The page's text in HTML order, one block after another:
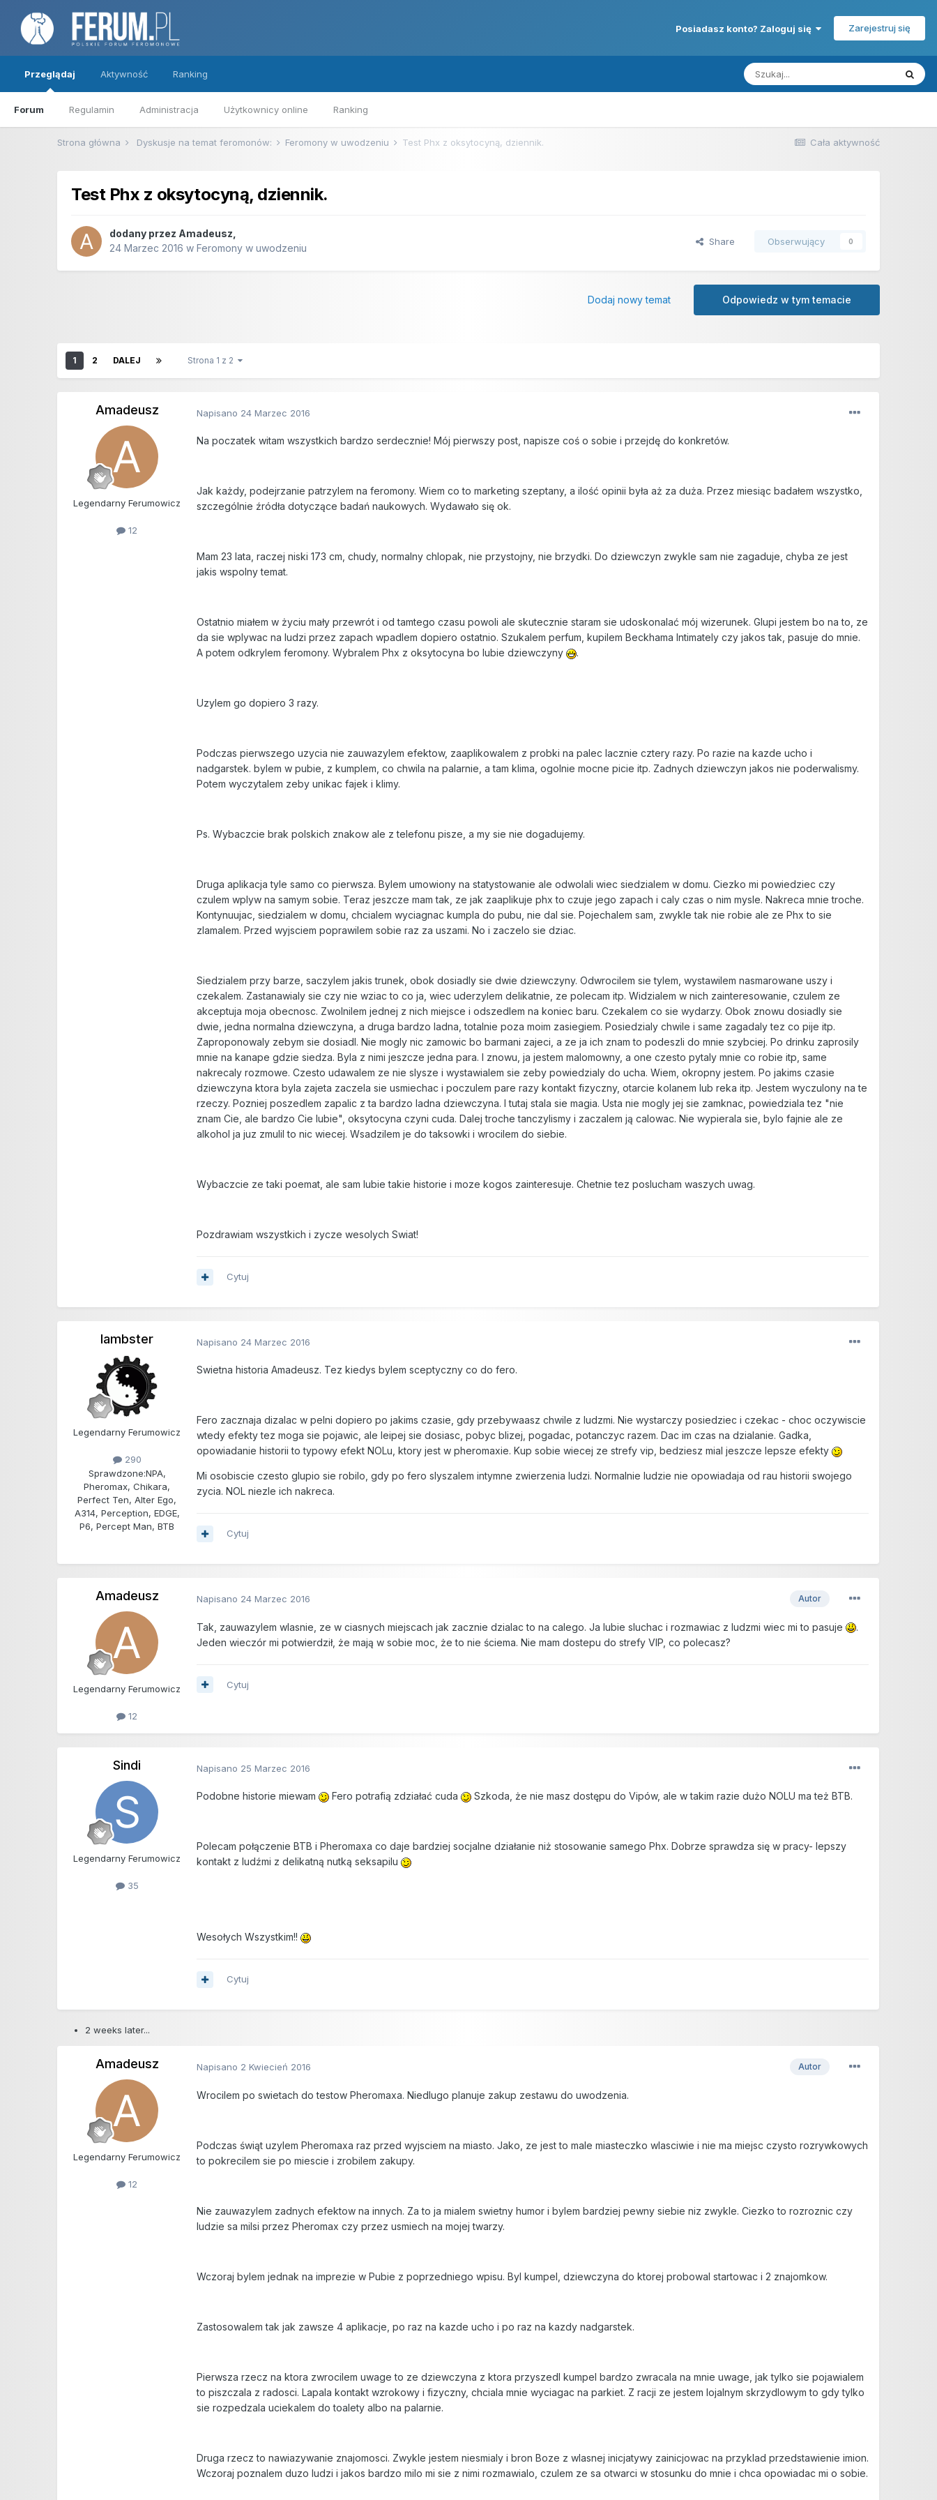
Posiadasz konto? Zaloguj się Zarejestruj się
Przeglądaj
Forum Regulamin Administracja Użytkownicy online Ranking
Aktywność Ranking
Cała aktywność
Strona główna Dyskusje na temat feromonów: Feromony w uwodzeniu Test Phx z oksytocyną, dziennik.
Test Phx z oksytocyną, dziennik.
dodany przez Amadeusz
24 Marzec 2016 wFeromony w uwodzeniu
Share Obserwujący 0
Odpowiedz w tym temacie
Dodaj nowy temat
1 2 DALEJ Strona 1 z 2
Amadeusz
Legendarny Ferumowicz
12
Napisano 24 Marzec 2016
Na poczatek witam wszystkich bardzo serdecznie! Mój pierwszy post, napisze coś o sobie i przejdę do konkretów.
Jak każdy, podejrzanie patrzylem na feromony. Wiem co to marketing szeptany, a ilość opinii była aż za duża. Przez miesiąc badałem wszystko,
szczególnie źródła dotyczące badań naukowych. Wydawało się ok.
Mam 23 lata, raczej niski 173 cm, chudy, normalny chlopak, nie przystojny, nie brzydki. Do dziewczyn zwykle sam nie zagaduje, chyba ze jest
jakis wspolny temat.
Ostatnio miałem w życiu mały przewrót i od tamtego czasu powoli ale skutecznie staram sie udoskonalać mój wizerunek. Glupi jestem bo na to, ze
da sie wplywac na ludzi przez zapach wpadlem dopiero ostatnio. Szukalem perfum, kupilem Beckhama Intimately czy jakos tak, pasuje do mnie.
A potem odkrylem feromony. Wybralem Phx z oksytocyna bo lubie dziewczyny
.
Uzylem go dopiero 3 razy.
Podczas pierwszego uzycia nie zauwazylem efektow, zaaplikowalem z probki na palec lacznie cztery razy. Po razie na kazde ucho i
nadgarstek. bylem w pubie, z kumplem, co chwila na palarnie, a tam klima, ogolnie mocne picie itp. Zadnych dziewczyn jakos nie poderwalismy.
Potem wyczytalem zeby unikac fajek i klimy.
Ps. Wybaczcie brak polskich znakow ale z telefonu pisze, a my sie nie dogadujemy.
Druga aplikacja tyle samo co pierwsza. Bylem umowiony na statystowanie ale odwolali wiec siedzialem w domu. Ciezko mi powiedziec czy
czulem wplyw na samym sobie. Teraz jeszcze mam tak, ze jak zaaplikuje phx to czuje jego zapach i caly czas o nim mysle. Nakreca mnie troche.
Kontynuujac, siedzialem w domu, chcialem wyciagnac kumpla do pubu, nie dal sie. Pojechalem sam, zwykle tak nie robie ale ze Phx to sie
zlamalem. Przed wyjsciem poprawilem sobie raz za uszami. No i zaczelo sie dziac.
Siedzialem przy barze, saczylem jakis trunek, obok dosiadly sie dwie dziewczyny. Odwrocilem sie tylem, wystawilem nasmarowane uszy i
czekalem. Zastanawialy sie czy nie wziac to co ja, wiec uderzylem delikatnie, ze polecam itp. Widzialem w nich zainteresowanie, czulem ze
akceptuja moja obecnosc. Zwolnilem jednej z nich miejsce i odszedlem na koniec baru. Czekalem co sie wydarzy. Obok znowu dosiadly sie
dwie, jedna normalna dziewczyna, a druga bardzo ladna, totalnie poza moim zasiegiem. Posiedzialy chwile i same zagadaly tez co pije itp.
Zaproponowaly zebym sie dosiadl. Nie mogly nic zamowic bo barmani zajeci, a ze ja ich znam to podeszli do mnie szybciej. Po drinku zaprosily
mnie na kanape gdzie siedza. Byla z nimi jeszcze jedna para. I znowu, ja jestem malomowny, a one czesto pytaly mnie co robie itp, same
nakrecaly rozmowe. Czesto udawalem ze nie slysze i wystawialem sie zeby powiedzialy do ucha. Wiem, okropny jestem. Po jakims czasie
dziewczyna ktora byla zajeta zaczela sie usmiechac i poczulem pare razy kontakt fizyczny, otarcie kolanem lub reka itp. Jestem wyczulony na te
rzeczy. Pozniej poszedlem zapalic z ta bardzo ladna dziewczyna. I tutaj stala sie magia. Usta nie mogly jej sie zamknac, powiedziala tez "nie
znam Cie, ale bardzo Cie lubie", oksytocyna czyni cuda. Dalej troche tanczylismy i zaczalem ją calowac. Nie wypierala sie, bylo fajnie ale ze
alkohol ja juz zmulil to nic wiecej. Wsadzilem je do taksowki i wrocilem do siebie.
Wybaczcie ze taki poemat, ale sam lubie takie historie i moze kogos zainteresuje. Chetnie tez poslucham waszych uwag.
Pozdrawiam wszystkich i zycze wesolych Swiat!
Cytuj
lambster
Legendarny Ferumowicz
290
Sprawdzone:NPA,
Pheromax, Chikara,
Perfect Ten, Alter Ego,
A314, Perception, EDGE,
P6, Percept Man, BTB
Napisano 24 Marzec 2016
Swietna historia Amadeusz. Tez kiedys bylem sceptyczny co do fero.
Fero zacznaja dizalac w pelni dopiero po jakims czasie, gdy przebywaasz chwile z ludzmi. Nie wystarczy posiedziec i czekac - choc oczywiscie
wtedy efekty tez moga sie pojawic, ale leipej sie dosiasc, pobyc blizej, pogadac, potanczyc razem. Dac im czas na dzialanie. Gadka,
opowiadanie historii to typowy efekt NOLu, ktory jest w pheromaxie. Kup sobie wiecej ze strefy vip, bedziesz mial jeszcze lepsze efekty
Mi osobiscie czesto glupio sie robilo, gdy po fero slyszalem intymne zwierzenia ludzi. Normalnie ludzie nie opowiadaja od rau historii swojego
zycia. NOL niezle ich nakreca.
Cytuj
Amadeusz
Legendarny Ferumowicz
12
Autor
Napisano 24 Marzec 2016
Tak, zauwazylem wlasnie, ze w ciasnych miejscach jak zacznie dzialac to na calego. Ja lubie sluchac i rozmawiac z ludzmi wiec mi to pasuje
.
Jeden wieczór mi potwierdził, że mają w sobie moc, że to nie ściema. Nie mam dostepu do strefy VIP, co polecasz?
Cytuj
Sindi
Legendarny Ferumowicz
35
Napisano 25 Marzec 2016
Podobne historie miewam Fero potrafią zdziałać cuda Szkoda, że nie masz dostępu do Vipów, ale w takim razie dużo NOLU ma też BTB.
Polecam połączenie BTB i Pheromaxa co daje bardziej socjalne działanie niż stosowanie samego Phx. Dobrze sprawdza się w pracy- lepszy
kontakt z ludźmi z delikatną nutką seksapilu
Wesołych Wszystkim!!
Cytuj
2 weeks later...
Amadeusz
Legendarny Ferumowicz
12
Autor
Napisano 2 Kwiecień 2016
Wrocilem po swietach do testow Pheromaxa. Niedlugo planuje zakup zestawu do uwodzenia.
Podczas świąt uzylem Pheromaxa raz przed wyjsciem na miasto. Jako, ze jest to male miasteczko wlasciwie i nie ma miejsc czysto rozrywkowych
to pokrecilem sie po miescie i zrobilem zakupy.
Nie zauwazylem zadnych efektow na innych. Za to ja mialem swietny humor i bylem bardziej pewny siebie niz zwykle. Ciezko to rozroznic czy
ludzie sa milsi przez Pheromax czy przez usmiech na mojej twarzy.
Wczoraj bylem jednak na imprezie w Pubie z poprzedniego wpisu. Byl kumpel, dziewczyna do ktorej probowal startowac i 2 znajomkow.
Zastosowalem tak jak zawsze 4 aplikacje, po raz na kazde ucho i po raz na kazdy nadgarstek.
Pierwsza rzecz na ktora zwrocilem uwage to ze dziewczyna z ktora przyszedl kumpel bardzo zwracala na mnie uwage, jak tylko sie pojawialem
to piszczala z radosci. Lapala kontakt wzrokowy i fizyczny, chciala mnie wyciagac na parkiet. Z racji ze jestem lojalnym skrzydlowym to gdy tylko
sie rozpedzala uciekalem do toalety albo na palarnie.
Druga rzecz to nawiazywanie znajomosci. Zwykle jestem niesmialy i bron Boze z wlasnej inicjatywy zainicjowac na przyklad przedstawienie imion.
Wczoraj poznalem duzo ludzi i jakos bardzo milo mi sie z nimi rozmawialo, czulem ze sa otwarci w stosunku do mnie i chca opowiadac mi o sobie.